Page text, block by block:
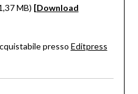
MB) [Download
presso Editpress